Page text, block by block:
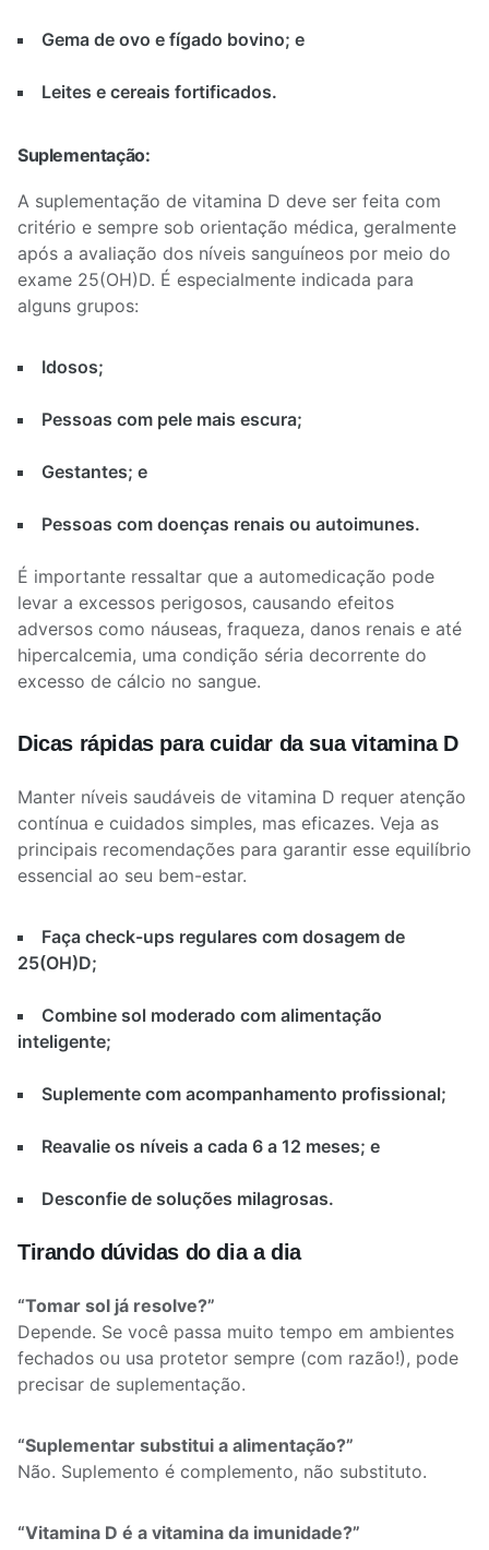
Gema de ovo e fígado bovino; e
Leites e cereais fortificados.
Suplementação:
A suplementação de vitamina D deve ser feita com
critério e sempre sob orientação médica, geralmente
após a avaliação dos níveis sanguíneos por meio do
exame 25(OH)D. É especialmente indicada para
alguns grupos:
Idosos;
Pessoas com pele mais escura;
Gestantes; e
Pessoas com doenças renais ou autoimunes.
É importante ressaltar que a automedicação pode
levar a excessos perigosos, causando efeitos
adversos como náuseas, fraqueza, danos renais e até
hipercalcemia, uma condição séria decorrente do
excesso de cálcio no sangue.
Dicas rápidas para cuidar da sua vitamina D
Manter níveis saudáveis de vitamina D requer atenção
contínua e cuidados simples, mas eficazes. Veja as
principais recomendações para garantir esse equilíbrio
essencial ao seu bem-estar.
Faça check-ups regulares com dosagem de
25(OH)D;
Combine sol moderado com alimentação
inteligente;
Suplemente com acompanhamento profissional;
Reavalie os níveis a cada 6 a 12 meses; e
Desconfie de soluções milagrosas.
Tirando dúvidas do dia a dia
“Tomar sol já resolve?”
Depende. Se você passa muito tempo em ambientes
fechados ou usa protetor sempre (com razão!), pode
precisar de suplementação.
“Suplementar substitui a alimentação?”
Não. Suplemento é complemento, não substituto.
“Vitamina D é a vitamina da imunidade?”